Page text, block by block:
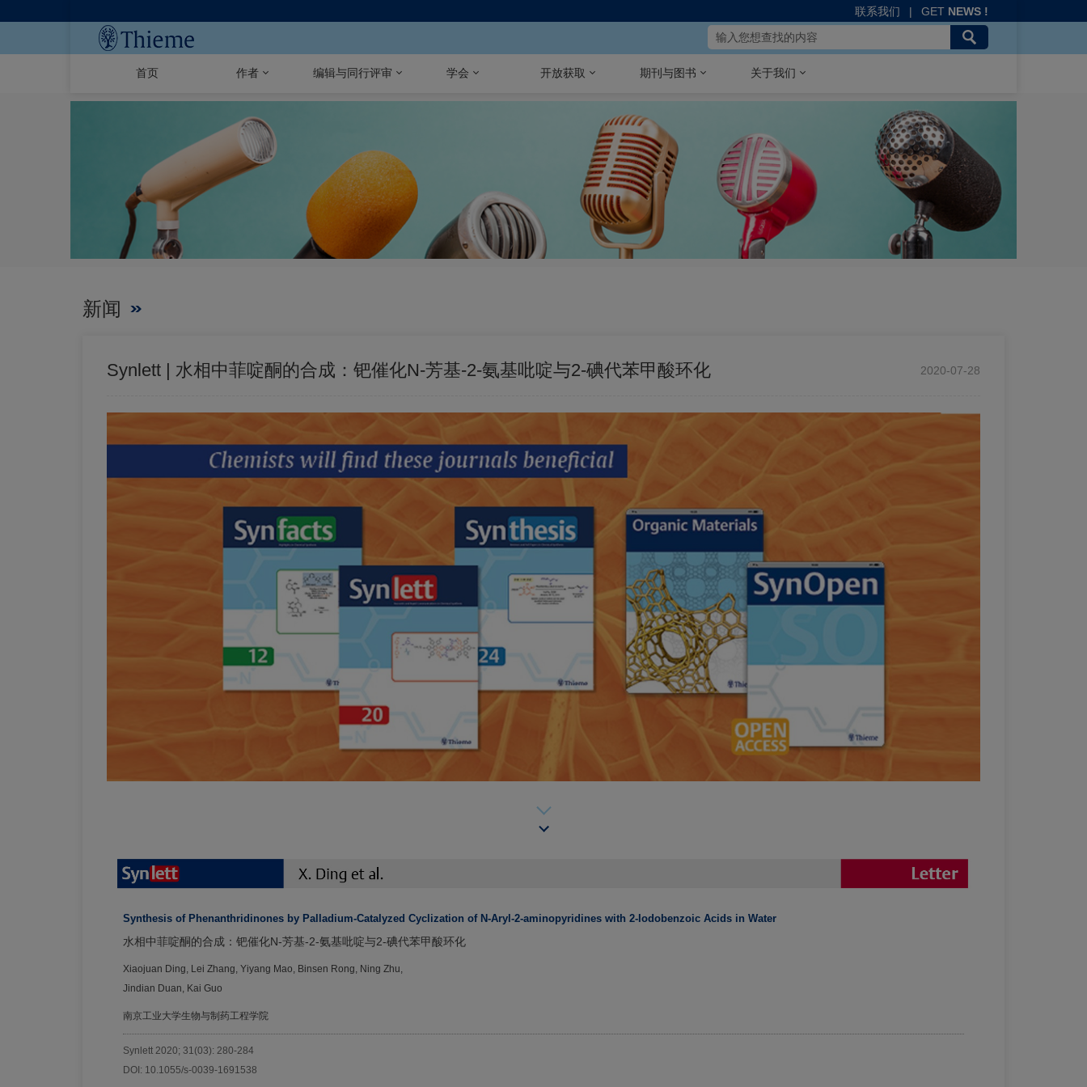
联系我们 | GET NEWS !
首页 作者 编辑与同行评审 学会 开放获取 期刊与图书 关于我们
新闻
Synlett | 水相中菲啶酮的合成：钯催化N-芳基-2-氨基吡啶与2-碘代苯甲酸环化 2020-07-28
Synthesis of Phenanthridinones by Palladium-Catalyzed Cyclization of N-Aryl-2-aminopyridines with 2-Iodobenzoic Acids in Water
水相中菲啶酮的合成：钯催化N-芳基-2-氨基吡啶与2-碘代苯甲酸环化
Xiaojuan Ding, Lei Zhang, Yiyang Mao, Binsen Rong, Ning Zhu,
Jindian Duan, Kai Guo
南京工业大学生物与制药工程学院
Synlett 2020; 31(03): 280-284
DOI: 10.1055/s-0039-1691538